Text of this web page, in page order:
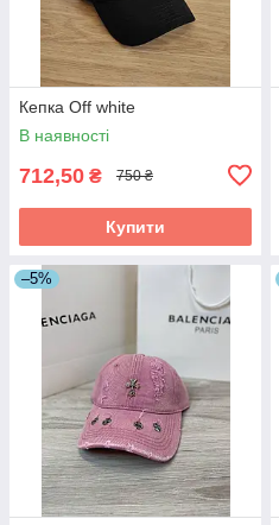
Кепка Off white
В наявності
712,50 ₴ 750 ₴
Купити
–5%